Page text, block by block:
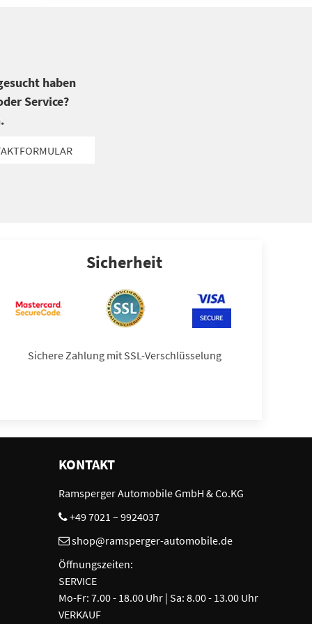
haben
Service?
Sicherheit
Sichere Zahlung mit SSL-Verschlüsselung
KONTAKT
Ramsperger Automobile GmbH & Co.KG
+49 7021 – 9924037
shop@ramsperger-automobile.de
Öffnungszeiten:
SERVICE
Mo-Fr: 7.00 - 18.00 Uhr | Sa: 8.00 - 13.00 Uhr
VERKAUF